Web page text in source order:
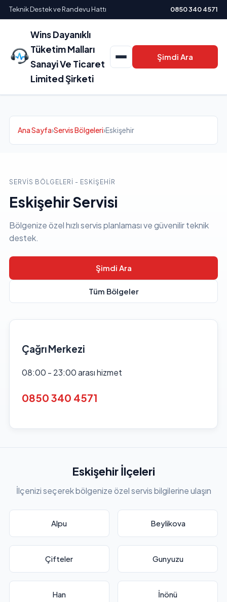
Teknik Destek ve Randevu Hattı 0850 340 4571
Wins Dayanıklı
Tüketim Malları
Sanayi Ve Ticaret
Limited Şirketi
Şimdi Ara
Ana Sayfa›Servis Bölgeleri›Eskişehir
SERVIS BÖLGELERI - ESKIŞEHIR
Eskişehir Servisi
Bölgenize özel hızlı servis planlaması ve güvenilir teknik
destek.
Şimdi Ara
Tüm Bölgeler
Çağrı Merkezi
08:00 - 23:00 arası hizmet
0850 340 4571
Eskişehir İlçeleri
İlçenizi seçerek bölgenize özel servis bilgilerine ulaşın
Alpu Beylikova
Çifteler Gunyuzu
Han İnönü